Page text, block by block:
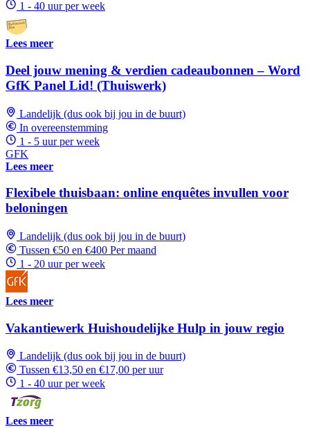
1 - 40 uur per week
Lees meer
Deel jouw mening & verdien cadeaubonnen – Word
GfK Panel Lid! (Thuiswerk)
Landelijk (dus ook bij jou in de buurt)
In overeenstemming
1 - 5 uur per week
GFK
Lees meer
Flexibele thuisbaan: online enquêtes invullen voor
beloningen
Landelijk (dus ook bij jou in de buurt)
Tussen €50 en €400 Per maand
1 - 20 uur per week
Lees meer
Vakantiewerk Huishoudelijke Hulp in jouw regio
Landelijk (dus ook bij jou in de buurt)
Tussen €13,50 en €17,00 per uur
1 - 40 uur per week
Lees meer